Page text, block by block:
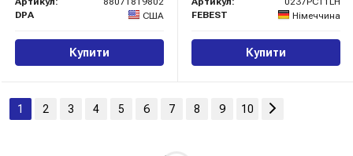
DPA
США
Купити
FEBEST
Німеччина
Купити
1 2 3 4 5 6 7 8 9 10